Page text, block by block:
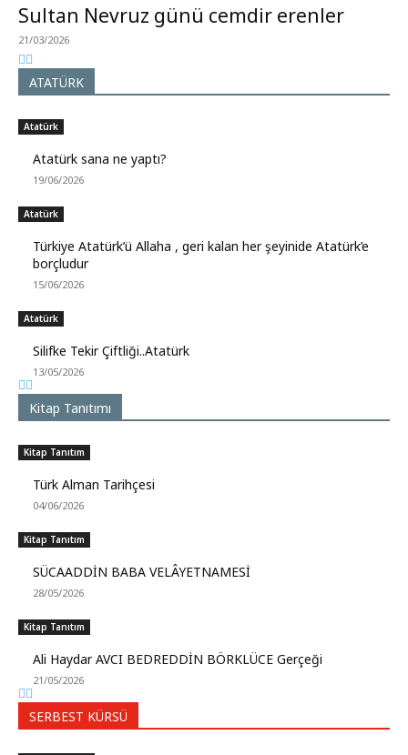
Sultan Nevruz günü cemdir erenler
21/03/2026
ATATÜRK
Atatürk
Atatürk sana ne yaptı?
19/06/2026
Atatürk
Türkiye Atatürk’ü Allaha , geri kalan her şeyinide Atatürk’e
borçludur
15/06/2026
Atatürk
Silifke Tekir Çiftliği..Atatürk
13/05/2026
Kitap Tanıtımı
Kitap Tanıtım
Türk Alman Tarihçesi
04/06/2026
Kitap Tanıtım
SÜCAADDİN BABA VELÂYETNAMESİ
28/05/2026
Kitap Tanıtım
Ali Haydar AVCI BEDREDDİN BÖRKLÜCE Gerçeği
21/05/2026
SERBEST KÜRSÜ